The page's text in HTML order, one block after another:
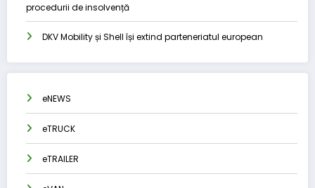
procedurii de insolvență
DKV Mobility și Shell își extind parteneriatul european
eNEWS
eTRUCK
eTRAILER